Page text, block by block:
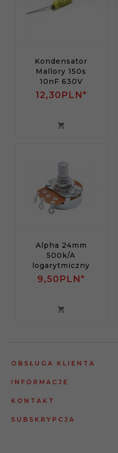
Kondensator
Mallory 150s
10nF 630V
12,30PLN*
Alpha 24mm
500k/A
logarytmiczny
9,50PLN*
OBSŁUGA KLIENTA
INFORMACJE
KONTAKT
SUBSKRYPCJA